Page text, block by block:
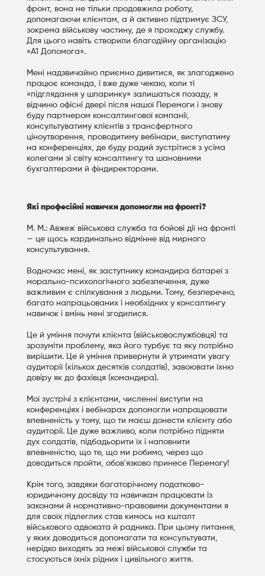
фронт, вона не тільки продовжила роботу,
допомагаючи клієнтам, а й активно підтримує ЗСУ,
зокрема військову частину, де я проходжу службу.
Для цього навіть створили благодійну організацію
«А1 Допомога».
Мені надзвичайно приємно дивитися, як злагоджено
працює команда, і вже дуже чекаю, коли ті
«підглядання у шпаринку» залишаться позаду, я
відчиню офісні двері після нашої Перемоги і знову
буду партнером консалтингової компанії,
консультуватиму клієнтів з трансфертного
ціноутворення, проводитиму вебінари, виступатиму
на конференціях, де буду радий зустрітися з усіма
колегами зі світу консалтингу та шановними
бухгалтерами й фіндиректорами.
Які професійні навички допомогли на фронті?
М. М.: Авжеж військова служба та бойові дії на фронті
— це щось кардинально відмінне від мирного
консультування.
Водночас мені, як заступнику командира батареї з
морально-психологічного забезпечення, дуже
важливим є спілкування з людьми. Тому, безперечно,
багато напрацьованих і необхідних у консалтингу
навичок і вмінь мені згодилися.
Це й уміння почути клієнта (військовослужбовця) та
зрозуміти проблему, яка його турбує та яку потрібно
вирішити. Це й уміння привернути й утримати увагу
аудиторії (кількох десятків солдатів), завоювати їхню
довіру як до фахівця (командира).
Мої зустрічі з клієнтами, численні виступи на
конференціях і вебінарах допомогли напрацювати
впевненість у тому, що ти маєш донести клієнту або
аудиторії. Це дуже важливо, коли потрібно підняти
дух солдатів, підбадьорити їх і наповнити
впевненістю, що те, що ми робимо, через що
доводиться пройти, обов'язково принесе Перемогу!
Крім того, завдяки багаторічному податково-
юридичному досвіду та навичкам працювати із
законами й нормативно-правовими документами я
для своїх підлеглих став кимось на кшталт
військового адвоката й радника. При цьому питання,
у яких доводиться допомагати та консультувати,
нерідко виходять за межі військової служби та
стосуються їхніх рідних і цивільного життя.